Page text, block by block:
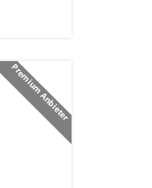
Premium Anbieter